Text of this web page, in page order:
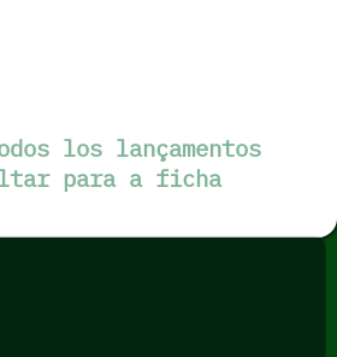
los lançamentos
para a ficha